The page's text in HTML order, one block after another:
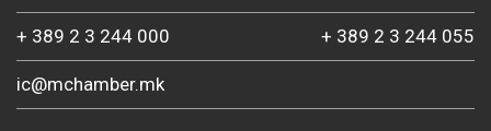
+ 389 2 3 244 000 + 389 2 3 244 055
ic@mchamber.mk